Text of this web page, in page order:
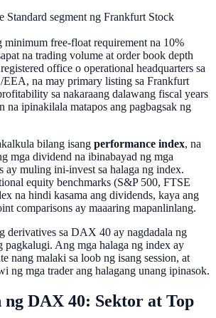
Standard segment ng Frankfurt Stock
minimum free-float requirement na 10%
na trading volume at order book depth
office o operational headquarters sa
na may primary listing sa Frankfurt
sa nakaraang dalawang fiscal years
na ipinakilala matapos ang pagbagsak ng
bilang isang performance index, na
mga dividend na ibinabayad ng mga
ay muling ini-invest sa halaga ng index.
equity benchmarks (S&P 500, FTSE
na hindi kasama ang dividends, kaya ang
comparisons ay maaaring mapanlinlang.
derivatives sa DAX 40 ay nagdadala ng
pagkalugi. Ang mga halaga ng index ay
nang malaki sa loob ng isang session, at
ng mga trader ang halagang unang ipinasok.
ng DAX 40: Sektor at Top